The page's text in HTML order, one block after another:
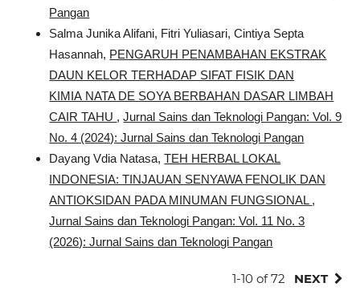
Pangan
Salma Junika Alifani, Fitri Yuliasari, Cintiya Septa
Hasannah, PENGARUH PENAMBAHAN EKSTRAK
DAUN KELOR TERHADAP SIFAT FISIK DAN
KIMIA NATA DE SOYA BERBAHAN DASAR LIMBAH
CAIR TAHU ,Jurnal Sains dan Teknologi Pangan: Vol. 9
No. 4 (2024): Jurnal Sains dan Teknologi Pangan
Dayang Vdia Natasa,TEH HERBAL LOKAL
INDONESIA: TINJAUAN SENYAWA FENOLIK DAN
ANTIOKSIDAN PADA MINUMAN FUNGSIONAL ,
Jurnal Sains dan Teknologi Pangan: Vol. 11 No. 3
(2026): Jurnal Sains dan Teknologi Pangan
1-10 of 72 NEXT